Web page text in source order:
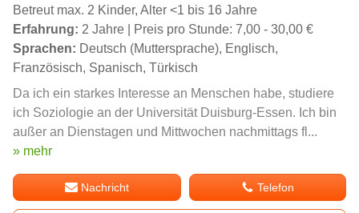
Betreut max. 2 Kinder, Alter <1 bis 16 Jahre
Erfahrung: 2 Jahre | Preis pro Stunde: 7,00 - 30,00 €
Sprachen: Deutsch (Muttersprache), Englisch,
Französisch, Spanisch, Türkisch
Da ich ein starkes Interesse an Menschen habe, studiere
ich Soziologie an der Universität Duisburg-Essen. Ich bin
außer an Dienstagen und Mittwochen nachmittags fl...
» mehr
Nachricht Telefon